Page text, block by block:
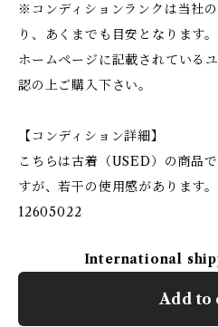
※コンディションランクは当社
り、あくまでも目安となります。
ホームページに記載されている
認の上ご購入下さい。
【コンディション詳細】
こちらは古着（USED）の商品
すが、若干の使用感があります。
12605022
International
Add to